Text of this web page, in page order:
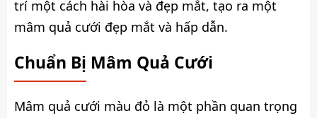
trí một cách hài hòa và đẹp mắt, tạo ra một
mâm quả cưới đẹp mắt và hấp dẫn.
Chuẩn Bị Mâm Quả Cưới
Mâm quả cưới màu đỏ là một phần quan trọng